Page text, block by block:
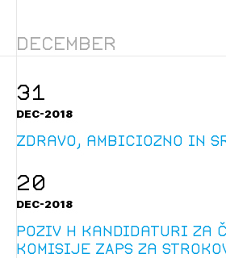
POZABLJENO GESLO
REGISTRIRAJTE SE
December
31
DEC-2018
Zdravo, ambiciozno in
20
DEC-2018
Poziv h kandidaturi za
komisije ZAPS za
Novičnik natečajev